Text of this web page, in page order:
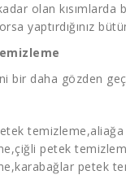
olan kısımlarda
yaptırdığınız
bir daha gözden
temizleme,aliağa
,çiğli petek
,karabağlar petek